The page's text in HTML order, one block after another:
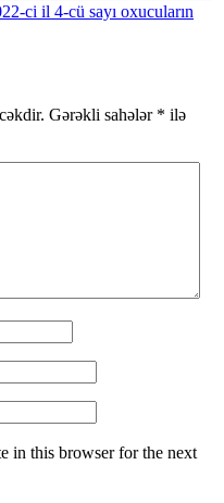
ci il 4-cü sayı oxucuların
Gərəkli sahələr * ilə
in this browser for the next